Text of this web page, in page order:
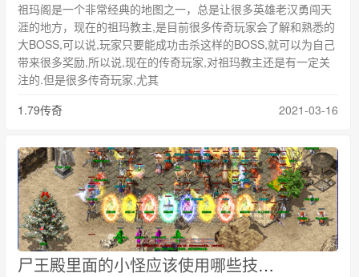
祖玛阁是一个非常经典的地图之一，总是让很多英雄老汉勇闯天
涯的地方，现在的祖玛教主,是目前很多传奇玩家会了解和熟悉的
大BOSS,可以说,玩家只要能成功击杀这样的BOSS,就可以为自己
带来很多奖励,所以说,现在的传奇玩家,对祖玛教主还是有一定关
注的.但是很多传奇玩家,尤其
1.79传奇
2021-03-16
尸王殿里面的小怪应该使用哪些技能清理才能轻轻松松不费时间